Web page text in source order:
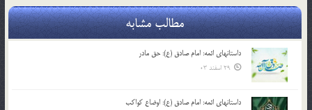
مطالب مشابه
داستانهای ائمه: امام صادق (ع): حق مادر
29 اسفند 03
داستانهای ائمه: امام صادق (ع): اوضاع کواکب